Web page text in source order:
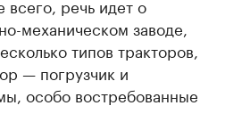
речь идет о
механическом заводе,
типов тракторов,
— погрузчик и
особо востребованные